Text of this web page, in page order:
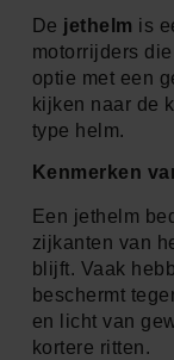
De jethelm is
motorrijders
optie met een
kijken naar de
type helm.
Kenmerken
Een jethelm
zijkanten van
blijft. Vaak
beschermt
en licht van
kortere ritten.